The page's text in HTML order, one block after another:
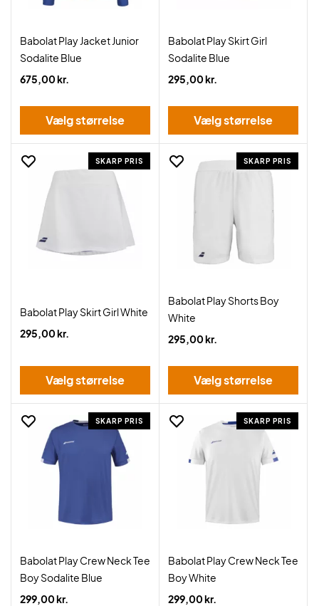
Babolat Play Jacket Junior
Sodalite Blue
675,00 kr.
Vælg størrelse
Babolat Play Skirt Girl
Sodalite Blue
295,00 kr.
Vælg størrelse
SKARP PRIS
Babolat Play Skirt Girl White
295,00 kr.
Vælg størrelse
SKARP PRIS
Babolat Play Shorts Boy
White
295,00 kr.
Vælg størrelse
SKARP PRIS
Babolat Play Crew Neck Tee
Boy Sodalite Blue
299,00 kr.
SKARP PRIS
Babolat Play Crew Neck Tee
Boy White
299,00 kr.